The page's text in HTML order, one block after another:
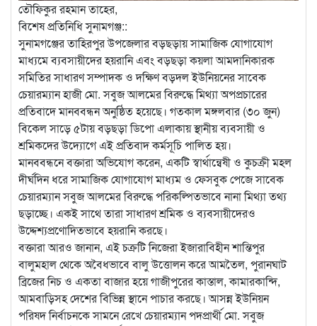
তৌফিকুর রহমান তাহের,
বিশেষ প্রতিনিধি সুনামগঞ্জ::
সুনামগঞ্জের তাহিরপুর উপজেলার বড়ছড়ায় সামাজিক যোগাযোগ
মাধ্যমে ব্যবসায়ীদের হয়রানি এবং বড়ছড়া কয়লা আমদানিকারক
সমিতির সাধারণ সম্পাদক ও দক্ষিণ বড়দল ইউনিয়নের সাবেক
চেয়ারম্যান হাজী মো. সবুজ আলমের বিরুদ্ধে মিথ্যা অপপ্রচারের
প্রতিবাদে মানববন্ধন অনুষ্ঠিত হয়েছে। গতকাল মঙ্গলবার (৩০ জুন)
বিকেল সাড়ে ৫টায় বড়ছড়া ডিপো এলাকায় স্থানীয় ব্যবসায়ী ও
শ্রমিকদের উদ্যোগে এই প্রতিবাদ কর্মসূচি পালিত হয়।
মানববন্ধনে বক্তারা অভিযোগ করেন, একটি স্বার্থান্বেষী ও কুচক্রী মহল
দীর্ঘদিন ধরে সামাজিক যোগাযোগ মাধ্যম ও ফেসবুক পেজে সাবেক
চেয়ারম্যান সবুজ আলমের বিরুদ্ধে পরিকল্পিতভাবে নানা মিথ্যা তথ্য
ছড়াচ্ছে। একই সাথে তারা সাধারণ শ্রমিক ও ব্যবসায়ীদেরও
উদ্দেশ্যপ্রণোদিতভাবে হয়রানি করছে।
বক্তারা আরও জানান, এই চক্রটি নিজেরা ইজারাবিহীন শান্তিপুর
বালুমহাল থেকে অবৈধভাবে বালু উত্তোলন করে আমতৈল, পুরানঘাট
ব্রিজের নিচ ও একতা বাজার হয়ে গাজীপুরের কাস্তাল, কামারকান্দি,
আমবাড়িসহ দেশের বিভিন্ন স্থানে পাচার করছে। আসন্ন ইউনিয়ন
পরিষদ নির্বাচনকে সামনে রেখে চেয়ারম্যান পদপ্রার্থী মো. সবুজ